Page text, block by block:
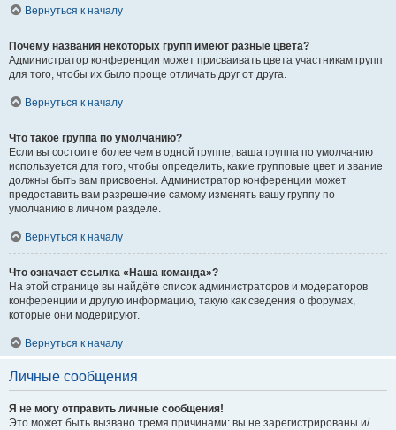
Вернуться к началу
Почему названия некоторых групп имеют разные цвета?
Администратор конференции может присваивать цвета участникам групп
для того, чтобы их было проще отличать друг от друга.
Вернуться к началу
Что такое группа по умолчанию?
Если вы состоите более чем в одной группе, ваша группа по умолчанию
используется для того, чтобы определить, какие групповые цвет и звание
должны быть вам присвоены. Администратор конференции может
предоставить вам разрешение самому изменять вашу группу по
умолчанию в личном разделе.
Вернуться к началу
Что означает ссылка «Наша команда»?
На этой странице вы найдёте список администраторов и модераторов
конференции и другую информацию, такую как сведения о форумах,
которые они модерируют.
Вернуться к началу
Личные сообщения
Я не могу отправить личные сообщения!
Это может быть вызвано тремя причинами: вы не зарегистрированы и/